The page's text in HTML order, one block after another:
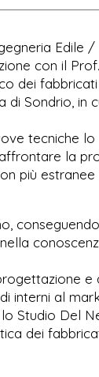
Edile
con il
dei
Sondrio, in
tecniche
la
più
e
interni al
Studio Del
dei